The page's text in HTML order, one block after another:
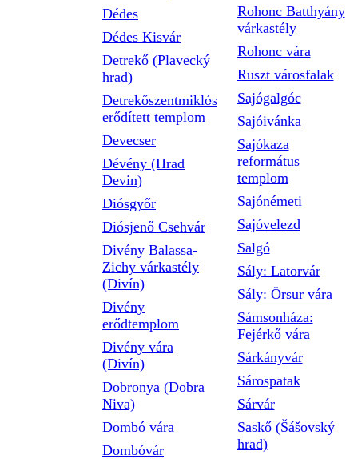
Dédes
Dédes Kisvár
Detrekő (Plavecký
hrad)
Detrekőszentmiklós
erődített templom
Devecser
Dévény (Hrad
Devin)
Diósgyőr
Diósjenő Csehvár
Divény Balassa-
Zichy várkastély
(Divín)
Divény
erődtemplom
Divény vára
(Divín)
Dobronya (Dobra
Niva)
Dombó vára
Dombóvár
Rohonc Batthyány
várkastély
Rohonc vára
Ruszt városfalak
Sajógalgóc
Sajóivánka
Sajókaza
református
templom
Sajónémeti
Sajóvelezd
Salgó
Sály: Latorvár
Sály: Örsur vára
Sámsonháza:
Fejérkő vára
Sárkányvár
Sárospatak
Sárvár
Saskő (Šášovský
hrad)